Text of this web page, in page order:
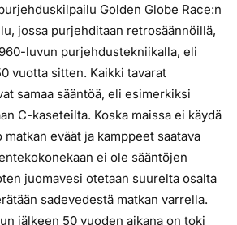
Golden Globe Race:n
jossa purjehditaan retrosäännöillä,
luvun purjehdustekniikalla, eli
vuotta sitten. Kaikki tavarat
samaa sääntöä, eli esimerkiksi
C-kaseteilta. Koska maissa ei käydä
matkan eväät ja kamppeet saatava
ei ole sääntöjen
juomavesi otetaan suurelta osalta
sadevedestä matkan varrella.
jälkeen 50 vuoden aikana on toki